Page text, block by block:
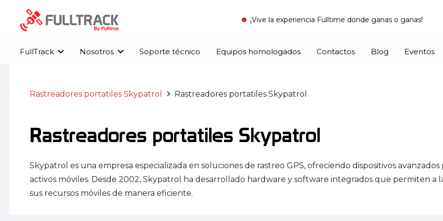
¡Vive la experiencia Fulltime donde ganas o ganas!
FullTrack Nosotros Soporte técnico Equipos homologados Contactos Blog Eventos
Rastreadores portatiles Skypatrol Rastreadores portatiles Skypatrol
Rastreadores portatiles Skypatrol
Skypatrol es una empresa especializada en soluciones de rastreo GPS, ofreciendo dispositivos
activos móviles. Desde 2002, Skypatrol ha desarrollado hardware y software integrados que permiten a
sus recursos móviles de manera eficiente.